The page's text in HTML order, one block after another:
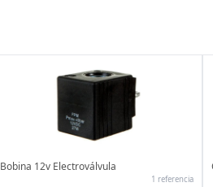
Bobina 12v Electroválvula
1 referencia